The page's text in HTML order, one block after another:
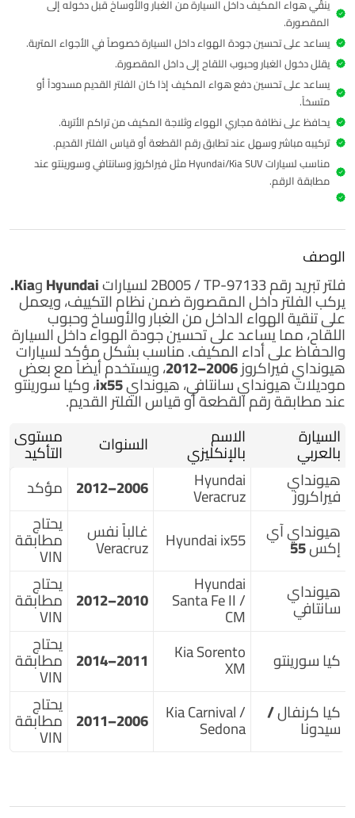
ينقّي هواء المكيف داخل السيارة من الغبار والأوساخ قبل دخوله إلى
المقصورة.
يساعد على تحسين جودة الهواء داخل السيارة خصوصاً في الأجواء المتربة.
يقلل دخول الغبار وحبوب اللقاح إلى داخل المقصورة.
يساعد على تحسين دفع هواء المكيف إذا كان الفلتر القديم مسدوداً أو
متسخاً.
يحافظ على نظافة مجاري الهواء وثلاجة المكيف من تراكم الأتربة.
تركيبه مباشر وسهل عند تطابق رقم القطعة أو قياس الفلتر القديم.
مناسب لسيارات Hyundai/Kia SUV مثل فيراكروز وسانتافي وسورينتو عند
مطابقة الرقم.
الوصف
فلتر تبريدرقم 97133-2B005 / TP لسيارات Hyundai وKia.
يركب الفلتر داخل المقصورة ضمن نظام التكييف، ويعمل
على تنقية الهواء الداخل من الغبار والأوساخ وحبوب
اللقاح، مما يساعد على تحسين جودة الهواء داخل السيارة
والحفاظ على أداء المكيف. مناسب بشكل مؤكد لسيارات
هيونداي فيراكروز 2006–2012 ، ويستخدم أيضاً مع بعض
موديلاتهيونداي سانتافي، هيونداي ix55، وكيا سورينتو
عند مطابقة رقم القطعة أو قياس الفلتر القديم.
السيارة
بالعربي
الاسم
بالإنكليزي السنوات مستوى
التأكيد
هيونداي
فيراكروز
Hyundai
Veracruz
2006–2012
مؤكد
هيونداي آي
إكس 55 Hyundai ix55 غالباً نفس
Veracruz
يحتاج
مطابقة
VIN
هيونداي
سانتافي
Hyundai
Santa Fe II /
CM
2010–2012
يحتاج
مطابقة
VIN
كيا سورينتو
Kia Sorento
XM
2011–2014
يحتاج
مطابقة
VIN
كيا كرنفال /
سيدونا
Kia Carnival /
Sedona
2006–2011
يحتاج
مطابقة
VIN